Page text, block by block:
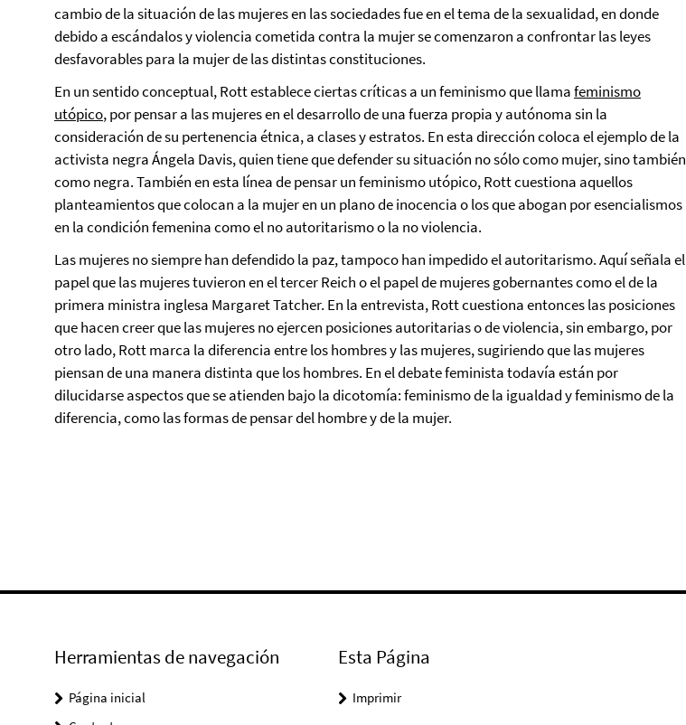
cambio de la situación de las mujeres en las sociedades fue en el tema de la sexualidad, en donde
debido a escándalos y violencia cometida contra la mujer se comenzaron a confrontar las leyes
desfavorables para la mujer de las distintas constituciones.
En un sentido conceptual, Rott establece ciertas críticas a un feminismo que llamafeminismo
utópico, por pensar a las mujeres en el desarrollo de una fuerza propia y autónoma sin la
consideración de su pertenencia étnica, a clases y estratos. En esta dirección coloca el ejemplo de la
activista negra Ángela Davis, quien tiene que defender su situación no sólo como mujer, sino también
como negra. También en esta línea de pensar un feminismo utópico, Rott cuestiona aquellos
planteamientos que colocan a la mujer en un plano de inocencia o los que abogan por esencialismos
en la condición femenina como el no autoritarismo o la no violencia.
Las mujeres no siempre han defendido la paz, tampoco han impedido el autoritarismo. Aquí señala el
papel que las mujeres tuvieron en el tercer Reich o el papel de mujeres gobernantes como el de la
primera ministra inglesa Margaret Tatcher. En la entrevista, Rott cuestiona entonces las posiciones
que hacen creer que las mujeres no ejercen posiciones autoritarias o de violencia, sin embargo, por
otro lado, Rott marca la diferencia entre los hombres y las mujeres, sugiriendo que las mujeres
piensan de una manera distinta que los hombres. En el debate feminista todavía están por
dilucidarse aspectos que se atienden bajo la dicotomía: feminismo de la igualdad y feminismo de la
diferencia, como las formas de pensar del hombre y de la mujer.
Herramientas de navegación
Página inicial
Esta Página
Imprimir